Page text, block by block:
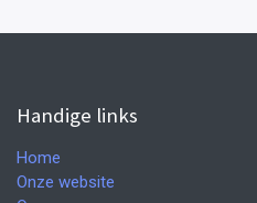
Handige links
Home
Onze website